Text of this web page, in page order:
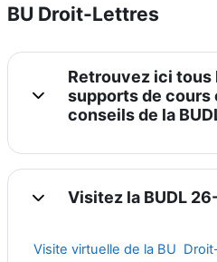
BU Droit-Lettres
Perfilado de sección
Colapsar
Retrouvez ici tous
supports de cours
conseils de la
ColapsarVisitez la BUDL
Visite virtuelle de la BU